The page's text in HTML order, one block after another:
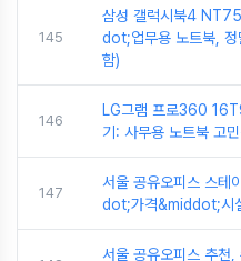
145
삼성 갤럭시북4
dot;업무용 노트북, 정
함)
146
LG그램 프로360
기: 사무용 노트북 고
147
서울 공유오피스 스테
dot;가격&middot;시
서울 공유오피스 추천,